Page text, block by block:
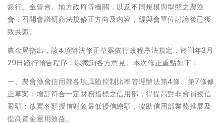
銀行、金管會、地方政府等機關，以及不同規模與型態之農漁
會，召開會議研商法規修正方向及內容，經與會單位討論後已獲
致共識。
農金局指出，該4項辦法修正草案依行政程序法規定，於111年3月
29日踐行預告程序，以徵詢各方意見。本次修正重點如下：
一、農會漁會信用部各項風險控制比率管理辦法第4條、第7條修
正草案：增訂符合一定財務指標之信用部，得提高對非會員授信
限額；放寬各類授信對象最低授信總額，協助信用部業務推展及
提高資金運用效益。